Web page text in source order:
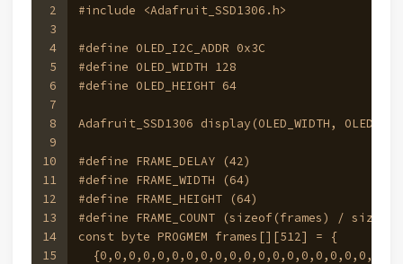
2
3
4
5
6
7
8
9
10
11
12
13
14
15
#include <Adafruit_SSD1306.h>
#define OLED_I2C_ADDR 0x3C
#define OLED_WIDTH 128
#define OLED_HEIGHT 64
Adafruit_SSD1306 display(OLED_WIDTH,
#define FRAME_DELAY (42)
#define FRAME_WIDTH (64)
#define FRAME_HEIGHT (64)
#define FRAME_COUNT (sizeof(frames) /
const byte PROGMEM frames[][512] = {